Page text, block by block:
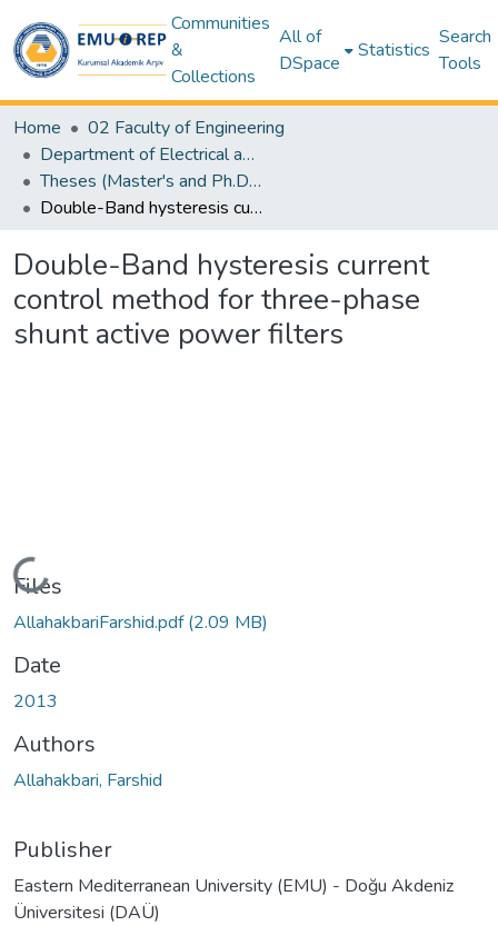
Communities
&
Collections
All of
DSpace
Statistics
Search
Tools
Home
02 Faculty of Engineering
Department of Electrical and Electronic Engineering
Theses (Master's and Ph.D) – Electrical and Electronic Engineering
Double-Band hysteresis current control method for three-phase shunt active power filters
Double-Band hysteresis current
control method for three-phase
shunt active power filters
Loading...
Files
AllahakbariFarshid.pdf(2.09 MB)
Date
2013
Authors
Allahakbari, Farshid
Publisher
Eastern Mediterranean University (EMU) - Doğu Akdeniz
Üniversitesi (DAÜ)